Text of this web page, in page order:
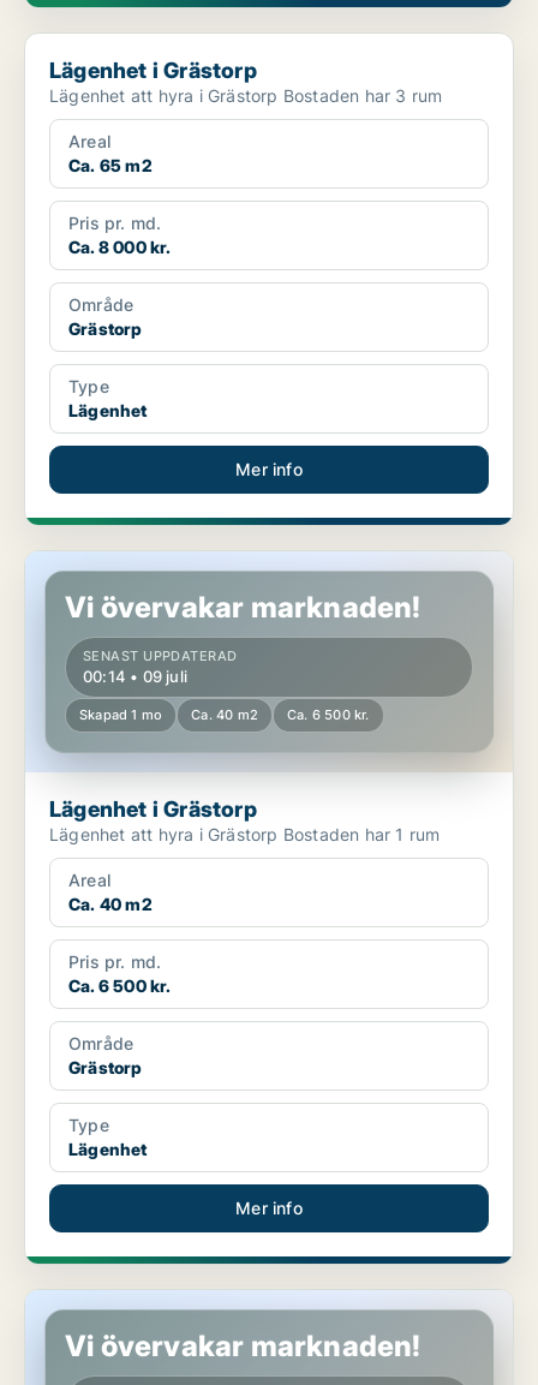
Lägenhet i Grästorp
Lägenhet i Grästorp
Lägenhet att hyra i Grästorp Bostaden har 3 rum
Areal
Ca. 65 m2
Pris pr. md.
Ca. 8 000 kr.
Område
Grästorp
Type
Lägenhet
Mer info
Lägenhet i Grästorp
Vi övervakar marknaden!
SENAST UPPDATERAD
00:14 • 09 juli
Skapad 1 mo Ca. 40 m2 Ca. 6 500 kr.
Lägenhet i Grästorp
Lägenhet att hyra i Grästorp Bostaden har 1 rum
Areal
Ca. 40 m2
Pris pr. md.
Ca. 6 500 kr.
Område
Grästorp
Type
Lägenhet
Mer info
Lägenhet i Grästorp
Vi övervakar marknaden!